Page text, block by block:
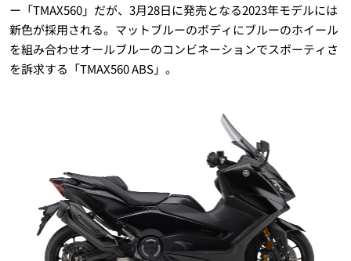
ー「TMAX560」だが、3月28日に発売となる2023年モデルには
新色が採用される。マットブルーのボディにブルーのホイール
を組み合わせオールブルーのコンビネーションでスポーティさ
を訴求する「TMAX560 ABS」。